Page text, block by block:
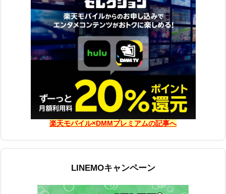
楽天モバイル×DMMプレミアムの記事へ
LINEMOキャンペーン